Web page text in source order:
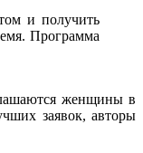
и получить
Программа
женщины в
заявок, авторы